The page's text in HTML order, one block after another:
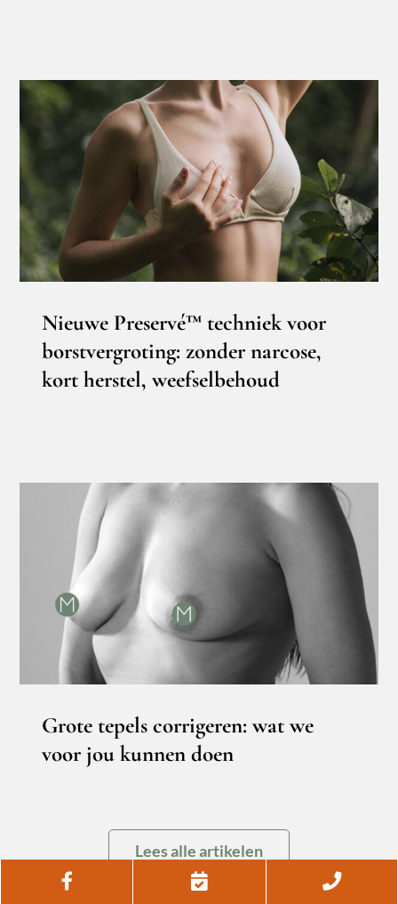
Nieuwe Preservé™ techniek voor
borstvergroting: zonder narcose, kort
herstel, weefselbehoud
Borstcorrectie Borstvergroting
Nieuwe Preservé™ techniek voor
borstvergroting: zonder narcose,
kort herstel, weefselbehoud
Grote tepels corrigeren: wat we voor
jou kunnen doen
Borstcorrectie
Grote tepels corrigeren: wat we
voor jou kunnen doen
Lees alle artikelen